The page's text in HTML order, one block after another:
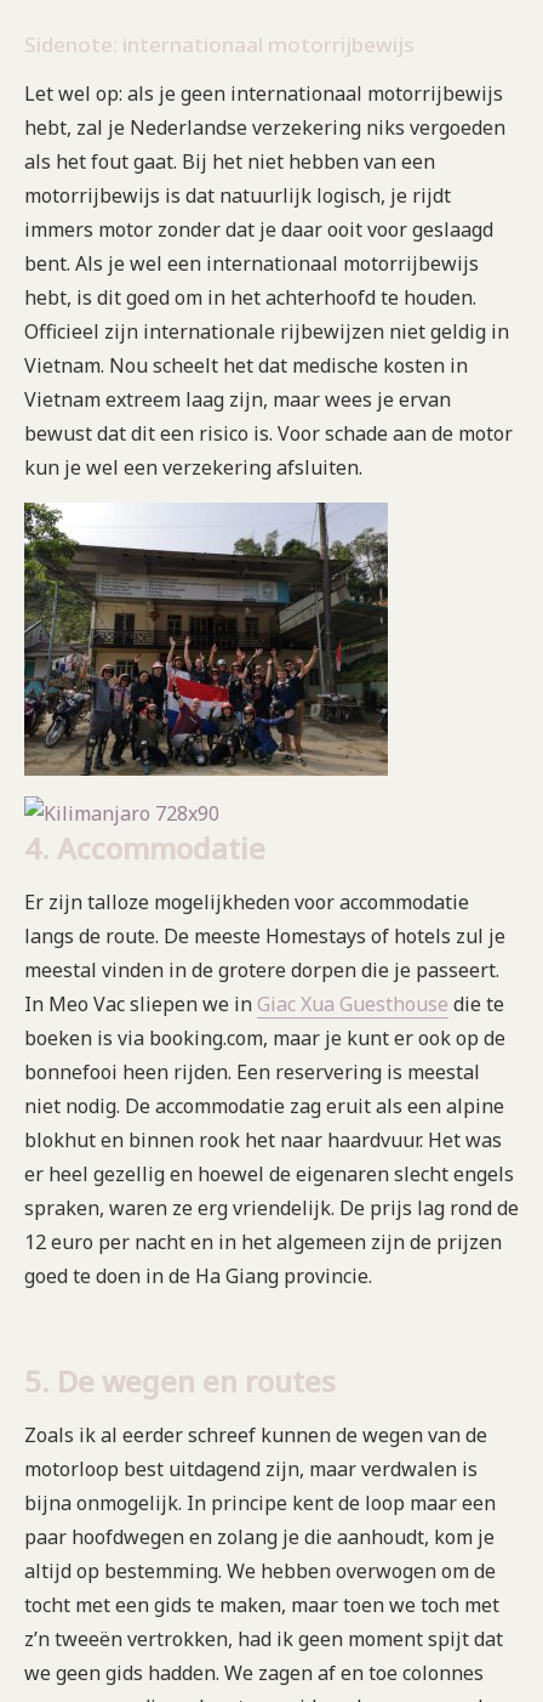
Sidenote: internationaal motorrijbewijs
Let wel op: als je geen internationaal motorrijbewijs
hebt, zal je Nederlandse verzekering niks vergoeden
als het fout gaat. Bij het niet hebben van een
motorrijbewijs is dat natuurlijk logisch, je rijdt
immers motor zonder dat je daar ooit voor geslaagd
bent. Als je wel een internationaal motorrijbewijs
hebt, is dit goed om in het achterhoofd te houden.
Officieel zijn internationale rijbewijzen niet geldig in
Vietnam. Nou scheelt het dat medische kosten in
Vietnam extreem laag zijn, maar wees je ervan
bewust dat dit een risico is. Voor schade aan de motor
kun je wel een verzekering afsluiten.
4. Accommodatie
Er zijn talloze mogelijkheden voor accommodatie
langs de route. De meeste Homestays of hotels zul je
meestal vinden in de grotere dorpen die je passeert.
In Meo Vac sliepen we in Giac Xua Guesthouse die te
boeken is via booking.com, maar je kunt er ook op de
bonnefooi heen rijden. Een reservering is meestal
niet nodig. De accommodatie zag eruit als een alpine
blokhut en binnen rook het naar haardvuur. Het was
er heel gezellig en hoewel de eigenaren slecht engels
spraken, waren ze erg vriendelijk. De prijs lag rond de
12 euro per nacht en in het algemeen zijn de prijzen
goed te doen in de Ha Giang provincie.
5. De wegen en routes
Zoals ik al eerder schreef kunnen de wegen van de
motorloop best uitdagend zijn, maar verdwalen is
bijna onmogelijk. In principe kent de loop maar een
paar hoofdwegen en zolang je die aanhoudt, kom je
altijd op bestemming. We hebben overwogen om de
tocht met een gids te maken, maar toen we toch met
z’n tweeën vertrokken, had ik geen moment spijt dat
we geen gids hadden. We zagen af en toe colonnes